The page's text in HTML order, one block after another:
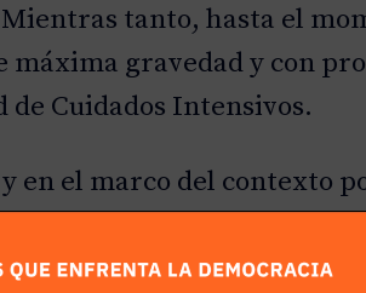
tanto, hasta el
gravedad y con
Cuidados Intensivos.
en el marco del contexto
atentado político?
Petro? ¿Qué medidas